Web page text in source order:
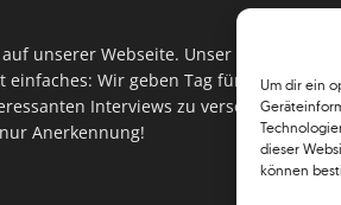
Um dir ein
dieser
können
unserer Webseite. Unser Ansinnen
Wir geben Tag für Tag,
Interviews zu versorgen. Im
Anerkennung!